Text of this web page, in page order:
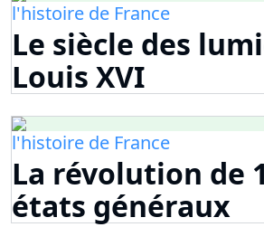
l'histoire de France
Le siècle des
Louis XVI
l'histoire de France
La révolution de
états généraux